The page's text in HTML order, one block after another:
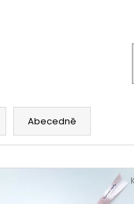
Abecedně